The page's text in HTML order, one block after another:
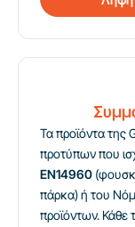
Τα προϊόντα της
προτύπων που
EN14960
πάρκα) ή του
προϊόντων. Κάθε